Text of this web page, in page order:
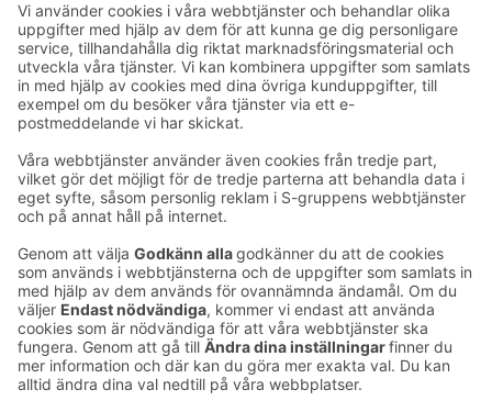
Ta kontakt
Kontaktuppgifter till hotellen
Feedback
Ge feedback
Sokos Hotels nyhetsbrev
nyhetsbrev
Du får Sokos Hotellens senaste
förmåner och nyheter till din e-
post varje månad.
Utmärkelser och certifikat
Sokos Hotels i sociala medier
Sokos
Hotels på
Sokos
Hotels på
Sokos
Hotels
på
Sokos
Hotels i
Linkedin